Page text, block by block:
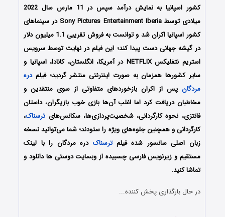
کشور اسپانیا به نمایش درآمد سپس در 11 مارس سال 2022
میلادی توسط Sony Pictures Entertainment Iberia در سینماهای
کشور اسپانیا اکران شد و توانست به فروش تقریبی 1.1 میلیون دلار
در گیشه جهانی دست پیدا کند؛ این فیلم در نهایت توسط سرویس
استریم نتفلیکس NETFLIX در آمریکا، انگلستان، کانادا، اسپانیا و
سایر کشورها همزمان به صورت اینترنتی منتشر گردید؛ فیلمدره
مردگان پس از اکران بازخوردهای متفاوتی از سوی منتقدین و
مخاطبان دریافت کرد اما اغلب آن‌ها بازی خوب بازیگران، داستان
فانتزی، نحوه کارگردانی، شخصیت‌پردازی‌ها، سکانس‌هایترسناک،
کارگردانی و همچنین جلوه‌های ویژه را ستودند؛ شما می‌توانید نسخه
زبان اصلی سانسور شده فیلمترسناک دره مردگان را با لینک
مستقیم و زیرنویس فارسی چسبیده از وبسایت دوستی ها دانلود و
تماشا کنید.
در حال بارگذاری پخش کننده...